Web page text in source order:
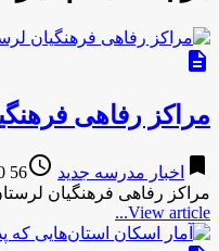
description
مراکز رفاهی فرهنگیان
bookmark اخبار مدرسه جدید access_time
56 years ago
مراکز رفاهی فرهنگیان لرستان روزانه پذیرای ۴۰۰ مسافر نوروزی استمهر-1 ساعت پیش مراکز
View article...